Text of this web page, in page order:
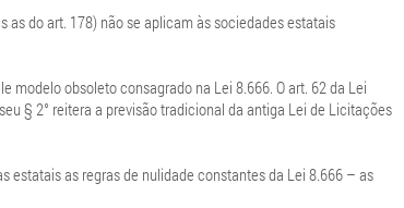
as do art. 178) não se aplicam às sociedades estatais
modelo obsoleto consagrado na Lei 8.666. O art. 62 da Lei
§ 2° reitera a previsão tradicional da antiga Lei de Licitações
as regras de nulidade constantes da Lei 8.666 – as